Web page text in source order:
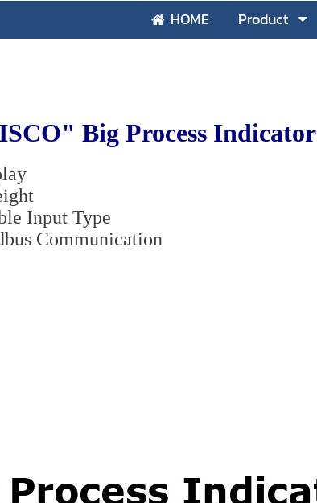
HOME Product
Big Process Indicator
Input Type
Communication